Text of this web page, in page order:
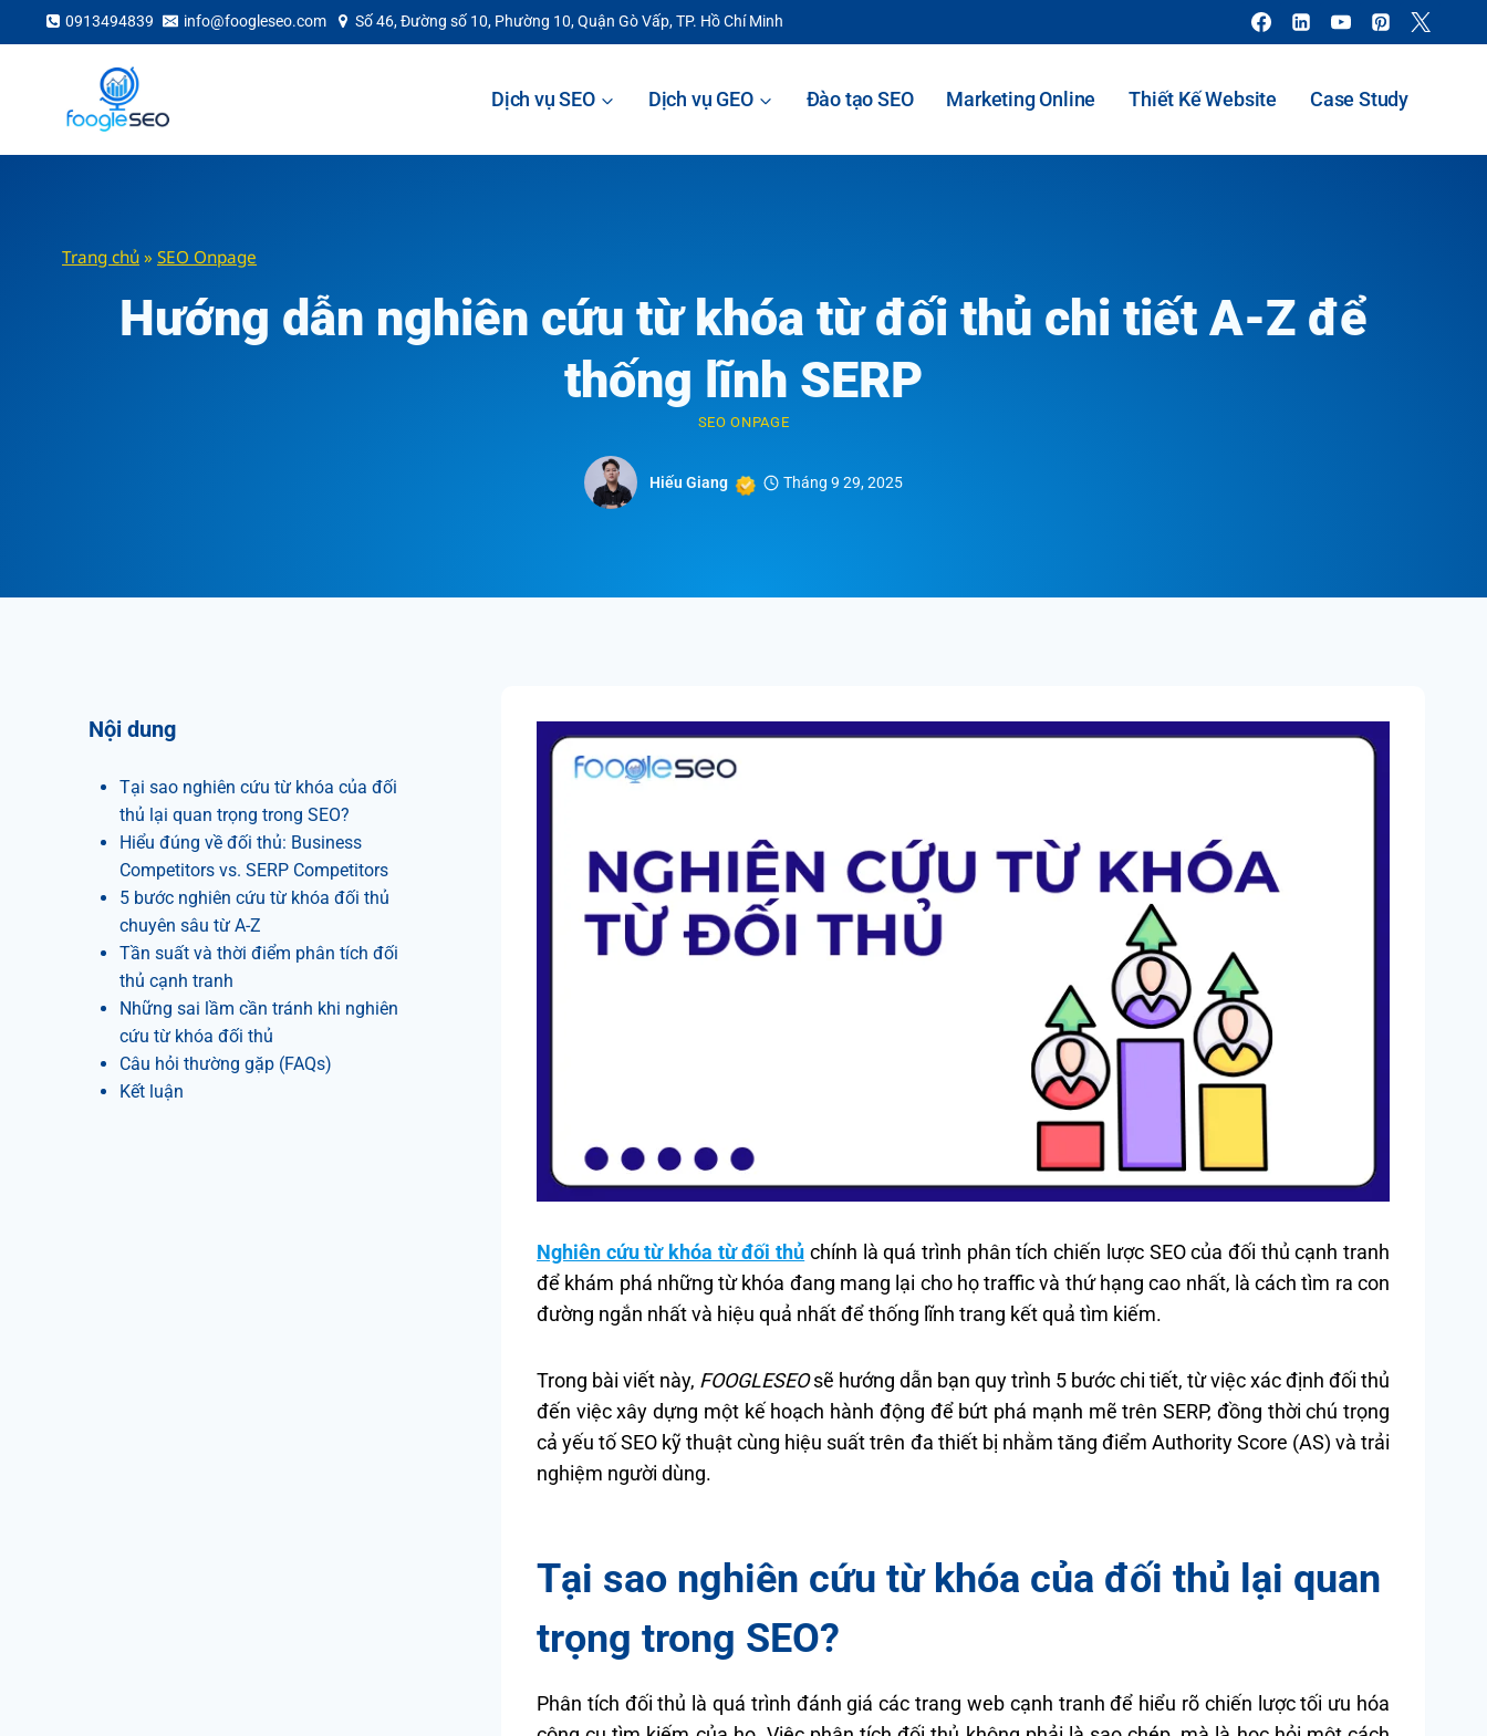
to
0913494839 info@foogleseo.com Số 46, Đường số 10, Phường 10, Quận Gò Vấp, TP. Hồ Chí Minh
Dịch vụ SEO Dịch vụ GEO Đào tạo SEO Marketing Online Thiết Kế Website Case Study
Trang chủ » SEO Onpage
Hướng dẫn nghiên cứu từ khóa từ đối thủ chi tiết A-Z để
thống lĩnh SERP
SEO ONPAGE
Hiếu Giang Tháng 9 29, 2025
Nghiên cứu từ khóa từ đối thủ chính là quá trình phân tích chiến lược SEO của đối thủ cạnh tranh
để khám phá những từ khóa đang mang lại cho họ traffic và thứ hạng cao nhất, là cách tìm ra con
đường ngắn nhất và hiệu quả nhất để thống lĩnh trang kết quả tìm kiếm.
Trong bài viết này, FOOGLESEOsẽ hướng dẫn bạn quy trình 5 bước chi tiết, từ việc xác định đối thủ
đến việc xây dựng một kế hoạch hành động để bứt phá mạnh mẽ trên SERP, đồng thời chú trọng
cả yếu tố SEO kỹ thuật cùng hiệu suất trên đa thiết bị nhằm tăng điểm Authority Score (AS) và trải
nghiệm người dùng.
Tại sao nghiên cứu từ khóa của đối thủ lại quan
trọng trong SEO?
Phân tích đối thủ là quá trình đánh giá các trang web cạnh tranh để hiểu rõ chiến lược tối ưu hóa
Nội dung
Tại sao nghiên cứu từ khóa của đối
thủ lại quan trọng trong SEO?
Hiểu đúng về đối thủ: Business
Competitors vs. SERP Competitors
5 bước nghiên cứu từ khóa đối thủ
chuyên sâu từ A-Z
Tần suất và thời điểm phân tích đối
thủ cạnh tranh
Những sai lầm cần tránh khi nghiên
cứu từ khóa đối thủ
Câu hỏi thường gặp (FAQs)
Kết luận